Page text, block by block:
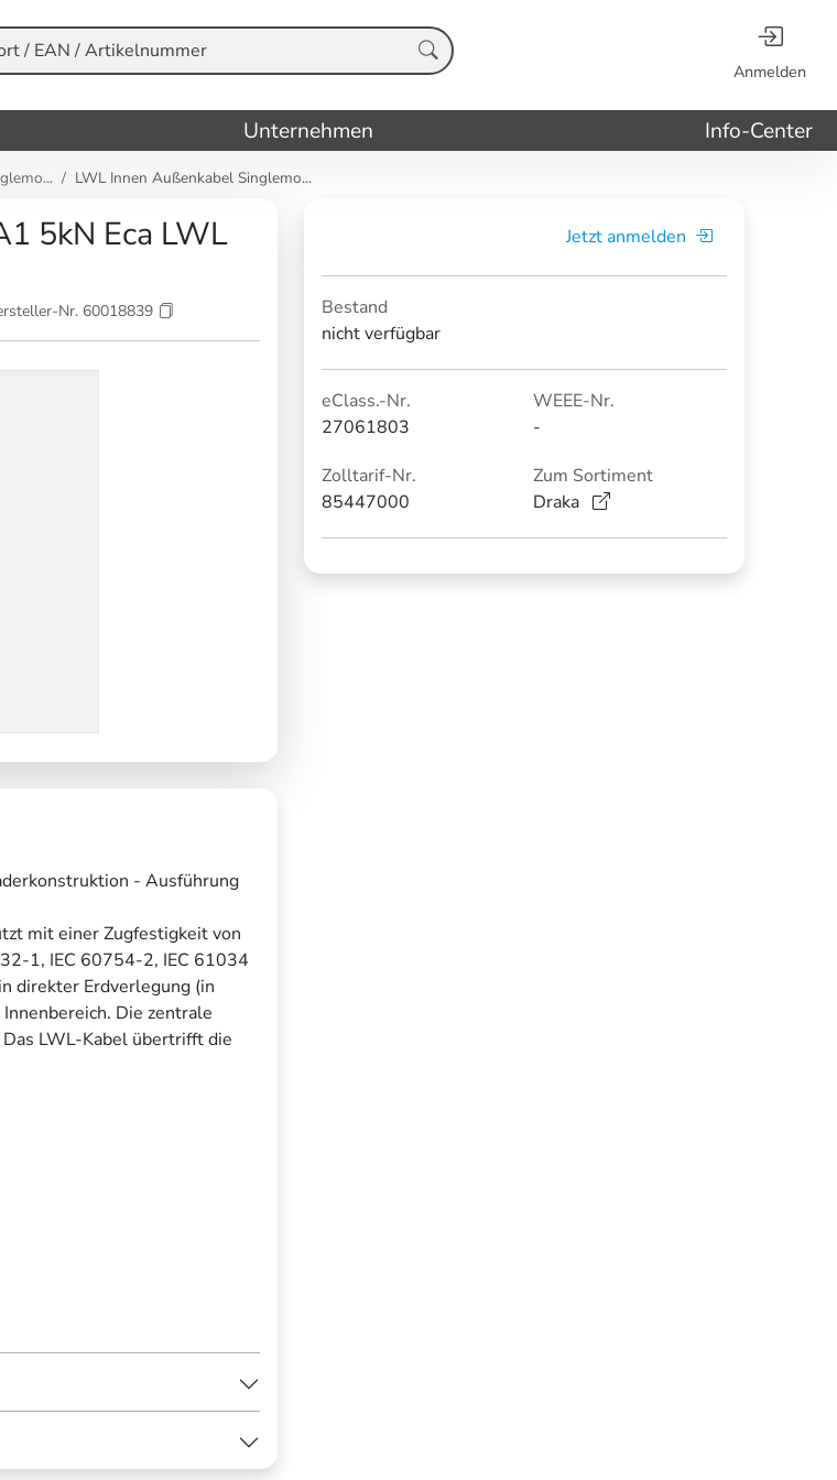
Anmelden
Unternehmen Info-Center
LWL Innen Außenkabel Singlemo...
5kN Eca LWL
Nr. 60018839
- Ausführung
mit einer Zugfestigkeit von
1, IEC 60754-2, IEC 61034
direkter Erdverlegung (in
Die zentrale
LWL-Kabel übertrifft die
Jetzt anmelden
Bestand
nicht verfügbar
eClass.-Nr.
27061803
WEEE-Nr.
-
Zolltarif-Nr.
85447000
Zum Sortiment
Draka